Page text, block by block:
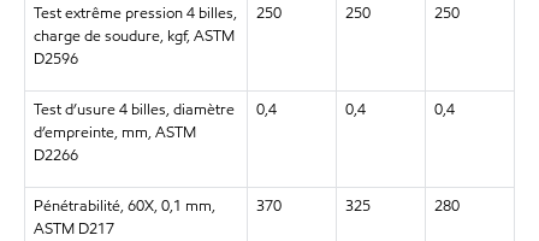
Test extrême pression 4 billes,
charge de soudure, kgf, ASTM
D2596
250 250 250
Test d’usure 4 billes, diamètre
d’empreinte, mm, ASTM
D2266
0,4 0,4 0,4
Pénétrabilité, 60X, 0,1 mm,
ASTM D217
370 325 280